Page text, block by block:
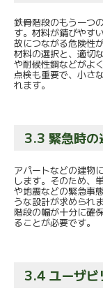
鉄骨階段のもう一つ
す。材料が錆びやす
故につながる危険性
材料の選択と、適切
や耐候性鋼などがよ
点検も重要で、小さ
れます。
3.3 緊急時の
アパートなどの建物
します。そのため、
や地震などの緊急事
うな設計が求められ
階段の幅が十分に確
ることが必要です。
3.4 ユーザビ